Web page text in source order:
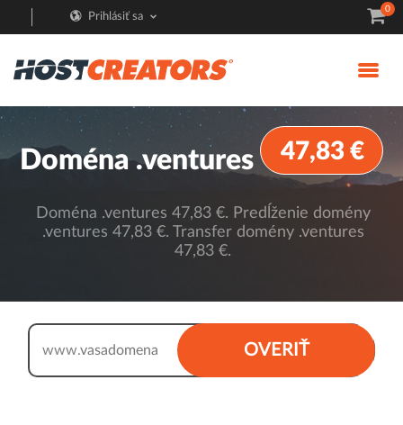
Prihlásiť sa
0
Doména .ventures 47,83 €
Doména .ventures 47,83 €. Predĺženie domény
.ventures 47,83 €. Transfer domény .ventures
47,83 €.
OVERIŤ
www.